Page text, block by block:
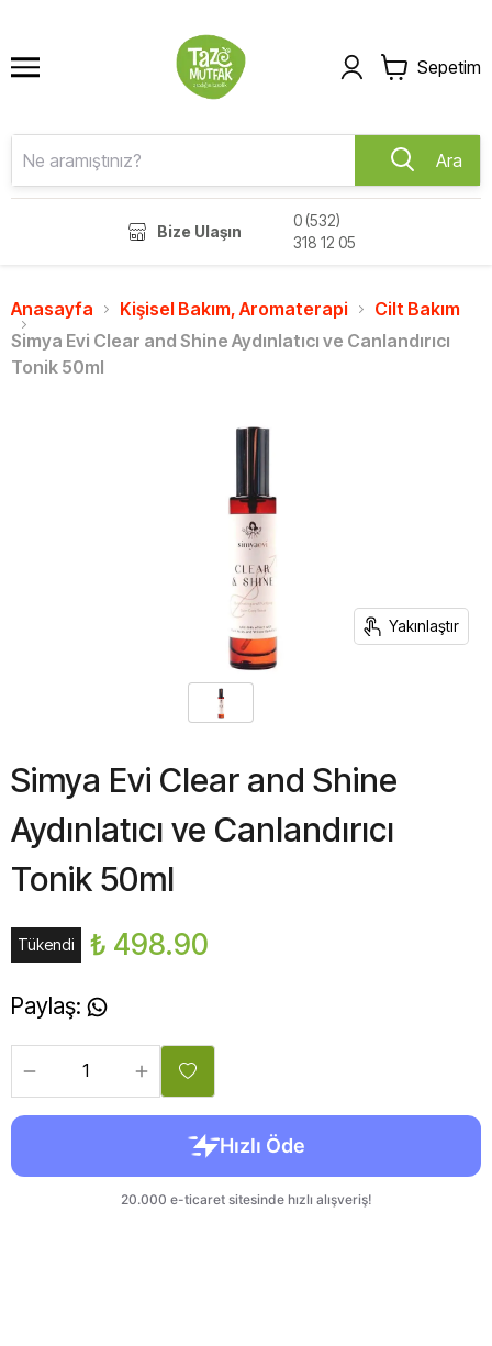
Sepetim
Ara
Bize Ulaşın
0 (532)
318 12 05
Anasayfa Kişisel Bakım, Aromaterapi
Cilt Bakım
Simya Evi Clear and Shine Aydınlatıcı ve Canlandırıcı
Tonik 50ml
Yakınlaştır
Simya Evi Clear and Shine
Aydınlatıcı ve Canlandırıcı
Tonik 50ml
Tükendi ₺ 498.90
Paylaş: